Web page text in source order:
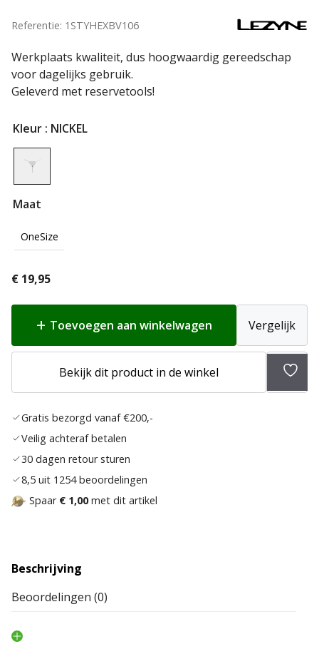
Referentie: 1STYHEXBV106
Werkplaats kwaliteit, dus hoogwaardig gereedschap
voor dagelijks gebruik.
Geleverd met reservetools!
Kleur : NICKEL
Maat
OneSize
€ 19,95
Toevoegen aan winkelwagen Vergelijk
Bekijk dit product in de winkel
Gratis bezorgd vanaf €200,-
Veilig achteraf betalen
30 dagen retour sturen
8,5 uit 1254 beoordelingen
Spaar € 1,00met dit artikel
Beschrijving
Beoordelingen (0)